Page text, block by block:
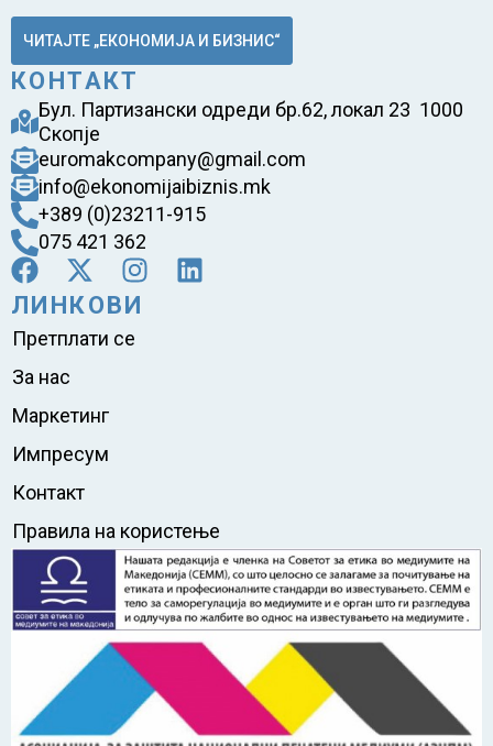
ЧИТАЈТЕ „ЕКОНОМИЈА И БИЗНИС“
КОНТАКТ
Бул. Партизански одреди бр.62, локал 23 1000
Скопје
euromakcompany@gmail.com
info@ekonomijaibiznis.mk
+389 (0)23211-915
075 421 362
ЛИНКОВИ
Претплати се
За нас
Маркетинг
Импресум
Контакт
Правила на користење